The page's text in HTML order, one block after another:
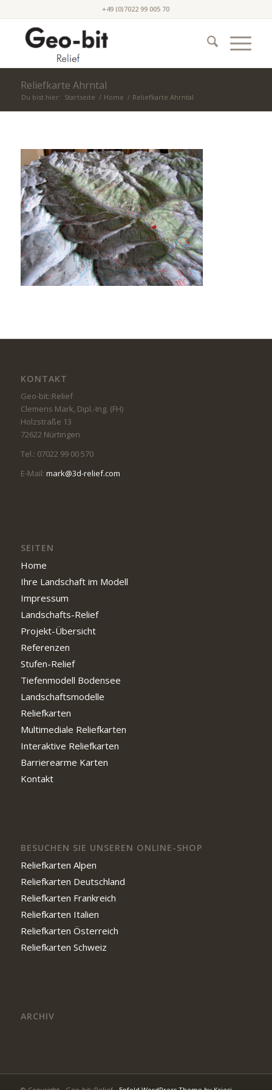
+49 (0)7022 99 005 70
Reliefkarte Ahrntal
Du bist hier: Startseite / Home / Reliefkarte Ahrntal
KONTAKT
Geo-bit::Relief
Clemens Mark, Dipl.-Ing. (FH)
Holzstraße 13
72622 Nürtingen
Tel.: 07022 99 00 570
E-Mail: mark@3d-relief.com
SEITEN
Home
Ihre Landschaft im Modell
Impressum
Landschafts-Relief
Projekt-Übersicht
Referenzen
Stufen-Relief
Tiefenmodell Bodensee
Landschaftsmodelle
Reliefkarten
Multimediale Reliefkarten
Interaktive Reliefkarten
Barrierearme Karten
Kontakt
BESUCHEN SIE UNSEREN ONLINE-SHOP
Reliefkarten Alpen
Reliefkarten Deutschland
Reliefkarten Frankreich
Reliefkarten Italien
Reliefkarten Österreich
Reliefkarten Schweiz
ARCHIV